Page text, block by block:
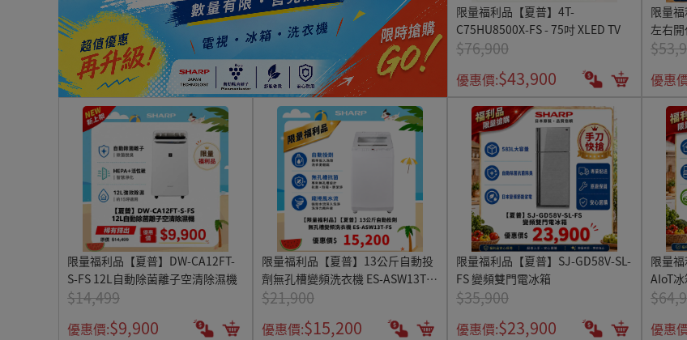
限量福利品【夏普】4T-
C75HU8500X-FS - 75吋 XLED TV
$76,900
優惠價:$43,900
限量
左右
優惠
限量福利品【夏普】DW-CA12FT-
S-FS 12L自動除菌離子空清除濕機
$14,499
優惠價:$9,900
限量福利品【夏普】13公斤自動投
劑無孔槽變頻洗衣機 ES-ASW13T-
FS
$21,900
優惠價:$15,200
限量福利品【夏普】SJ-GD58V-SL-
FS 變頻雙門電冰箱
$35,900
優惠價:$23,900
限量
AIoT
優惠